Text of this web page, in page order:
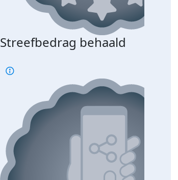
Streefbedrag behaald